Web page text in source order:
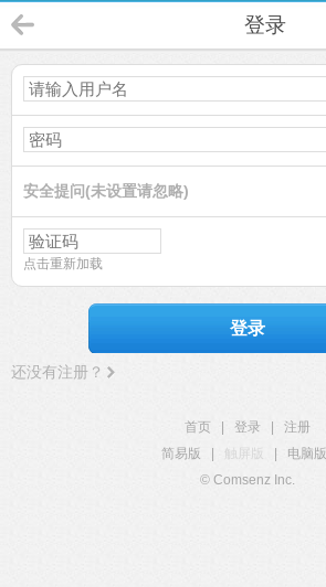
登录
安全提问(未设置请忽略)
点击重新加载
登录
还没有注册？
首页 登录
注册
简易版
触屏版 电脑版
© Comsenz Inc.